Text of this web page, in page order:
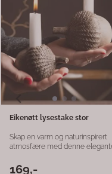
kokosnøtt varierende størrelser.
Ca 13cm i diam.
219,-